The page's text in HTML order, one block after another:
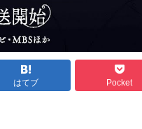
はてブ Pocket